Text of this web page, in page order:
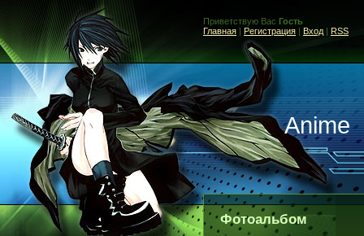
Приветствую Вас Гость
Главная | Регистрация | Вход | RSS
Anime
Фотоальбом